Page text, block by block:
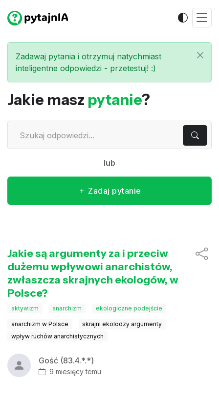
Zadawaj pytania i otrzymuj natychmiast
inteligentne odpowiedzi - przetestuj! :)
Jakie masz pytanie?
lub
Zadaj pytanie
Jakie są argumenty za i przeciw
dużemu wpływowi anarchistów,
zwłaszcza skrajnych ekologów, w
Polsce?
aktywizm anarchizm ekologiczne podejście
anarchizm w Polsce
skrajni ekolodzy argumenty
wpływ ruchów anarchistycznych
Gość (83.4.*.*)
9 miesięcy temu